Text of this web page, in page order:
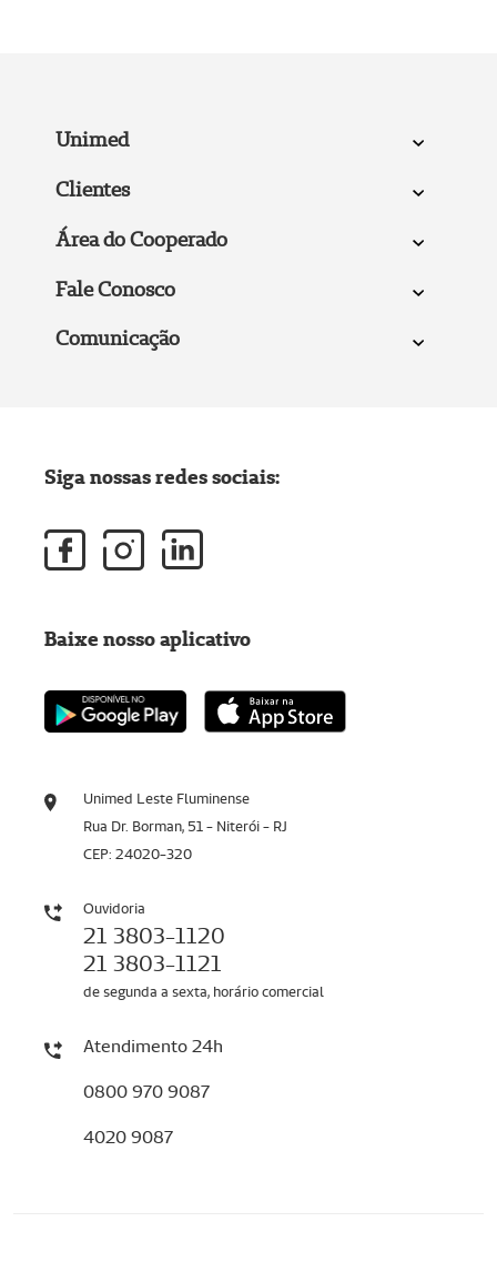
Unimed
Clientes
Área do Cooperado
Fale Conosco
Comunicação
Unimed Leste Fluminense
Rua Dr. Borman, 51 - Niterói - RJ
CEP: 24020-320
Ouvidoria
21 3803-1120
21 3803-1121
de segunda a sexta, horário comercial
Atendimento 24h
0800 970 9087
4020 9087
Siga nossas redes sociais:
Baixe nosso aplicativo